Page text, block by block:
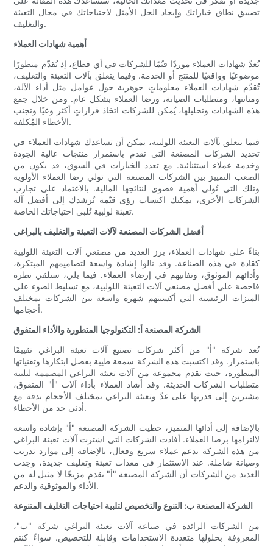
تضييق نطاق خياراتك وإيجاد الحل الأمثل لاحتياجاتك في مجال التعبئة
والتغليف.
أهمية شهادات العملاء
تُعدّ شهادات العملاء موردًا قيّمًا للشركات في أي قطاع، إذ تُقدّم منظورًا
موضوعيًا وواقعيًا للمنتج أو الخدمة. وفيما يتعلق بآلات التعبئة والتغليف،
تُقدّم شهادات العملاء معلوماتٍ جوهرية حول عوامل مثل أداء الآلة،
ومتانتها، ومتطلبات الصيانة، ورضا العملاء بشكل عام. ومن خلال جمع
هذه الشهادات وتحليلها، يُمكن للشركات اتخاذ قراراتٍ أكثر وعيًا وتجنب
الأخطاء المُكلفة.
فيما يتعلق بآلات التعبئة اللولبية، يمكن أن تساعدك شهادات العملاء في
تحديد الشركات المصنعة التي تقدم باستمرار منتجات عالية الجودة
وخدمة عملاء استثنائية. مع تعدد الخيارات في السوق، قد يكون من
الصعب التمييز بين الشركات المصنعة التي تولي رضا العملاء الأولوية
وتلك التي تُولي أهمية قصوى لنتائجها المالية. بالاعتماد على تجارب
الشركات الأخرى، يمكنك اكتساب رؤى قيّمة تُرشدك إلى أفضل آلة
تعبئة لولبية تُلبي احتياجاتك الخاصة.
أفضل الشركات المصنعة لآلات التعبئة والتغليف بالبراغي
بناءً على شهادات العملاء، برز العديد من مصنعي آلات التعبئة اللولبية
كقادة في هذه الصناعة. وقد نالوا إشادة واسعة لتصاميمهم المبتكرة،
وأدائهم الموثوق، وتفانيهم في إرضاء العملاء. فيما يلي، سنلقي نظرة
فاحصة على أفضل مصنعي آلات التعبئة اللولبية، مع تسليط الضوء على
الميزات الرئيسية التي أكسبتهم شهرة واسعة بين الشركات بمختلف
أحجامها.
الشركة المصنعة أ: التكنولوجيا المتطورة والأداء المتفوق
تُعد شركة "أ" من أكثر شركات تصنيع آلات تعبئة البراغي تقييمًا
باستمرار. وقد اكتسبت هذه الشركة سمعة طيبة بفضل ابتكارها وتقنياتها
المتطورة، حيث تقدم مجموعة من آلات تعبئة البراغي المصممة لتلبية
متطلبات الشركات الحديثة. وقد أشاد العملاء بأداء آلات "أ" المتفوق،
مشيرين إلى قدرتها على عدّ وتعبئة البراغي بمختلف الأحجام بدقة مع
أدنى حد من الأخطاء.
بالإضافة إلى أدائها المتميز، حظيت الشركة المصنعة "أ" بإشادة واسعة
لالتزامها برضا العملاء. أفادت الشركات التي اشترت آلات تعبئة البراغي
من هذه الشركة بدعم عملاء سريع وفعال، بالإضافة إلى موارد تدريب
وصيانة شاملة. عند الاستثمار في معدات تعبئة وتغليف جديدة، وجدت
العديد من الشركات أن الشركة المصنعة "أ" تقدم مزيجًا لا مثيل له من
الأداء والموثوقية والدعم.
الشركة المصنعة ب: التنوع والتخصيص لتلبية احتياجات التغليف المتنوعة
من الشركات الرائدة في صناعة آلات تعبئة البراغي شركة "ب"،
المعروفة بحلولها متعددة الاستخدامات وقابلة للتخصيص. سواءً كنتم